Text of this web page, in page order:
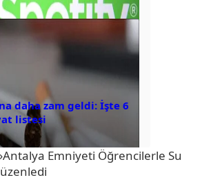
daha zam geldi: İşte 6
listesi
›Antalya Emniyeti Öğrencilerle Su